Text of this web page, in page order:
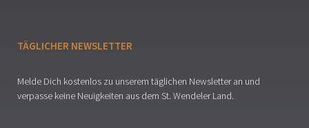
TÄGLICHER NEWSLETTER
Melde Dich kostenlos zu unserem täglichen Newsletter an und
verpasse keine Neuigkeiten aus dem St. Wendeler Land.